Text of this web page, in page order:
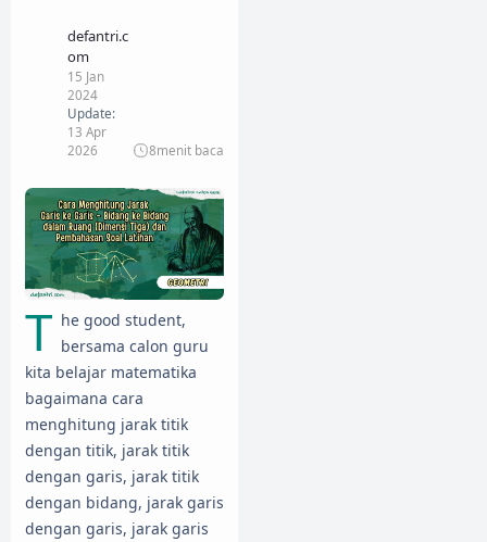
defantri.c
om
15 Jan
2024
Update:
13 Apr
2026
8menit baca
T he good student,
bersama calon guru
kita belajar matematika
bagaimana cara
menghitung jarak titik
dengan titik, jarak titik
dengan garis, jarak titik
dengan bidang, jarak garis
dengan garis, jarak garis